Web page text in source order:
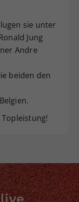
sie unter
Jung
Andre
beiden den
eine
für die
Ihrer
falls der
eingestellt